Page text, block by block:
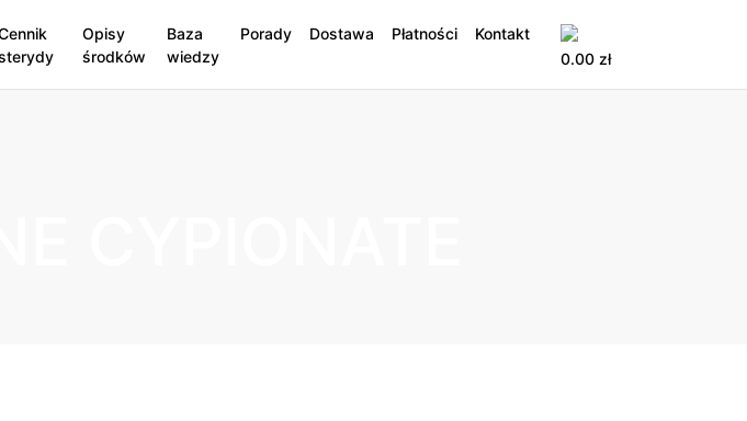
Opisy
środków
Baza
wiedzy
Porady Dostawa Płatności
Kontakt
0.00 zł